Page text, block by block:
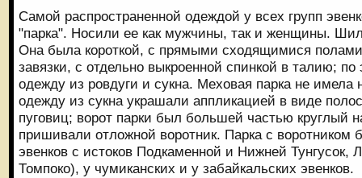
Самой распространенной одеждой у всех групп
"парка". Носили ее как мужчины, так и женщины.
Она была короткой, с прямыми сходящимися
завязки, с отдельно выкроенной спинкой в талию;
одежду из ровдуги и сукна. Меховая парка не имела
одежду из сукна украшали аппликацией в виде
пуговиц; ворот парки был большей частью круглый
пришивали отложной воротник. Парка с воротником
эвенков с истоков Подкаменной и Нижней Тунгусок,
Томпоко), у чумиканских и у забайкальских эвенков.